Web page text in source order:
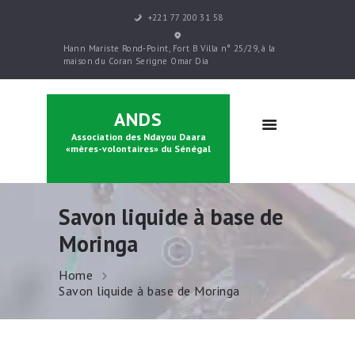
+221 77 200 31 58
Hann Mariste Rond-Point, Fort B Villa n° 25/29, à la
maison du Coran Serigne Omar Dia
ANDS
Association des Ndayou Daara
«mères-volontaires» du Sénégal
Savon liquide à base de
Moringa
Home
Savon liquide à base de Moringa
PRÉSENTATION
PARRAINAGE
CONTACTS
BOUTIQUE